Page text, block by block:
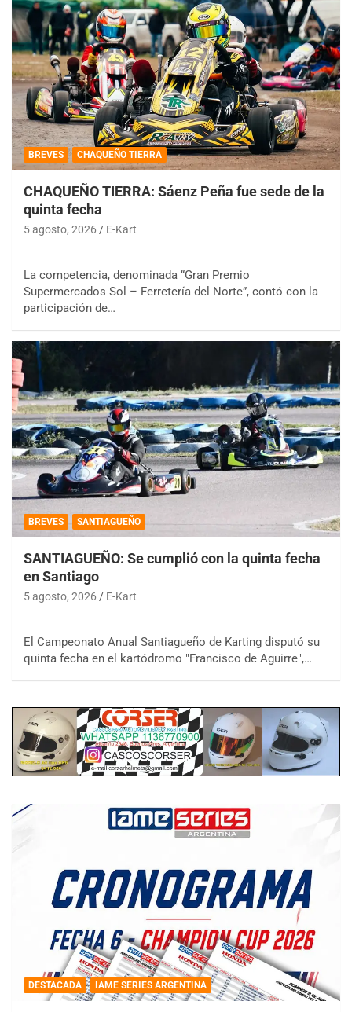
BREVES CHAQUEÑO TIERRA
CHAQUEÑO TIERRA: Sáenz Peña fue sede de la
quinta fecha
5 agosto, 2026 E-Kart
La competencia, denominada “Gran Premio
Supermercados Sol – Ferretería del Norte”, contó con la
participación de…
BREVES SANTIAGUEÑO
SANTIAGUEÑO: Se cumplió con la quinta fecha
en Santiago
5 agosto, 2026 E-Kart
El Campeonato Anual Santiagueño de Karting disputó su
quinta fecha en el kartódromo "Francisco de Aguirre",…
DESTACADA IAME SERIES ARGENTINA